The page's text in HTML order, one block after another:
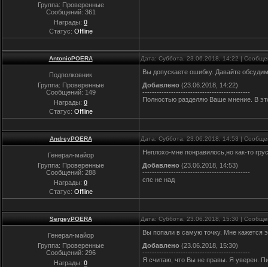
Группа: Проверенные
Сообщений: 361
Награды: 0
Статус: Offline
AntonioPOERA Дата: Суббота, 23.06.2018, 14:22 |
Подполковник
Группа: Проверенные
Сообщений: 149
Награды: 0
Статус: Offline
Вы допускаете ошибку. Давайте
Добавлено (23.06.2018, 14:22)
---------------------------------------------
Полностью разделяю Ваше мнение. В
AndreyPOERA Дата: Суббота, 23.06.2018, 14:53 |
Генерал-майор
Группа: Проверенные
Сообщений: 288
Награды: 0
Статус: Offline
Неплохо-мне понравилось,но как-то
Добавлено (23.06.2018, 14:53)
---------------------------------------------
спс не над
SergeyPOERA Дата: Суббота, 23.06.2018, 15:30 |
Генерал-майор
Группа: Проверенные
Сообщений: 296
Награды: 0
Вы попали в самую точку. Мне кажется
Добавлено (23.06.2018, 15:30)
---------------------------------------------
Я считаю, что Вы не правы. Я уверен.